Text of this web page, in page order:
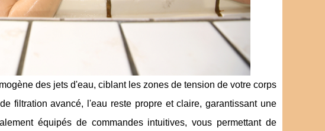
des jets d'eau, ciblant les zones de tension de votre corps
filtration avancé, l'eau reste propre et claire, garantissant une
équipés de commandes intuitives, vous permettant de